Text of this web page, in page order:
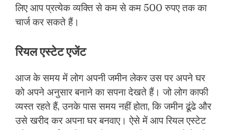
लिए आप प्रत्येक व्यक्ति से कम से कम 500 रुपए तक का
चार्ज कर सकते हैं।
रियल एस्टेट एजेंट
आज के समय में लोग अपनी जमीन लेकर उस पर अपने घर
को अपने अनुसार बनाने का सपना देखते हैं। जो लोग काफी
व्यस्त रहते हैं, उनके पास समय नहीं होता, कि जमीन ढूंढे और
उसे खरीद कर अपना घर बनवाए। ऐसे में आप रियल एस्टेट